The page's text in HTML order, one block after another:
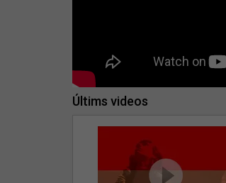
Últims videos